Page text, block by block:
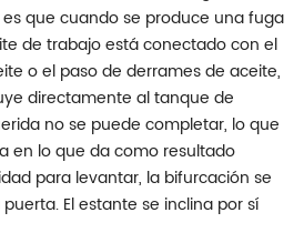
que cuando se produce una fuga
de trabajo está conectado con el
o el paso de derrames de aceite,
directamente al tanque de
no se puede completar, lo que
en lo que da como resultado
para levantar, la bifurcación se
El estante se inclina por sí